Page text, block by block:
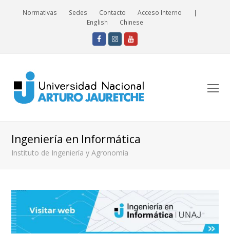
Normativas Sedes Contacto Acceso Interno
|
English
Chinese
Facebook
Instagram
Youtube
Ingeniería en Informática
Instituto de Ingeniería y Agronomía